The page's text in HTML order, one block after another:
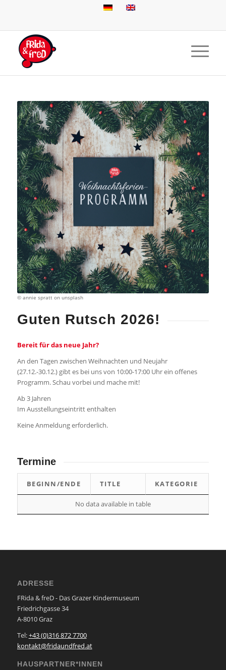
© annie spratt on unsplash
Guten Rutsch 2026!
Bereit für das neue Jahr?
An den Tagen zwischen Weihnachten und Neujahr
(27.12.-30.12.) gibt es bei uns von 10:00-17:00 Uhr ein offenes
Programm. Schau vorbei und mache mit!
Ab 3 Jahren
Im Ausstellungseintritt enthalten
Keine Anmeldung erforderlich.
Termine
BEGINN/ENDE TITLE KATEGORIE
No data available in table
ADRESSE
FRida & freD - Das Grazer Kindermuseum
Friedrichgasse 34
A-8010 Graz
Tel:+43 (0)316 872 7700
kontakt@fridaundfred.at
HAUSPARTNER*INNEN